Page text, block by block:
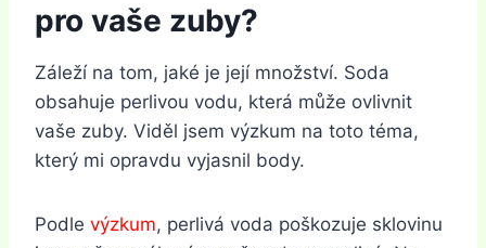
pro vaše zuby?
Záleží na tom, jaké je její množství. Soda
obsahuje perlivou vodu, která může ovlivnit
vaše zuby. Viděl jsem výzkum na toto téma,
který mi opravdu vyjasnil body.
Podle výzkum, perlivá voda poškozuje sklovinu